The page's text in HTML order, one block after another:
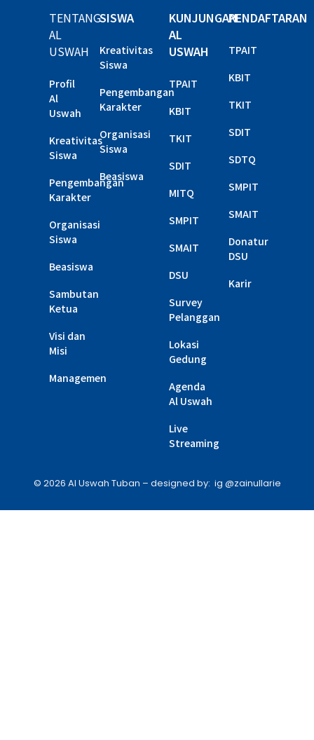
TENTANG
AL
USWAH
Profil
Al
Uswah
Kreativitas
Siswa
Pengembangan
Karakter
Organisasi
Siswa
Beasiswa
Sambutan
Ketua
Visi dan
Misi
Managemen
SISWA
Kreativitas
Siswa
Pengembangan
Karakter
Organisasi
Siswa
Beasiswa
KUNJUNGAN
AL
USWAH
TPAIT
KBIT
TKIT
SDIT
MITQ
SMPIT
SMAIT
DSU
Survey
Pelanggan
Lokasi
Gedung
Agenda
Al Uswah
Live
Streaming
PENDAFTARAN
TPAIT
KBIT
TKIT
SDIT
SDTQ
SMPIT
SMAIT
Donatur
DSU
Karir
© 2026 Al Uswah Tuban – designed by: ig @zainullarie